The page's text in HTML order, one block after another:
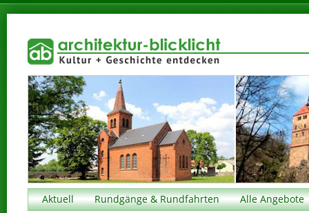
Aktuell Rundgänge & Rundfahrten
Alle Angebote